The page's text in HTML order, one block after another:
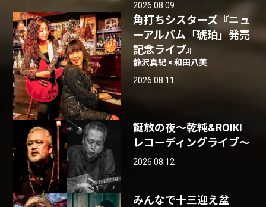
2026.08.09
角打ちシスターズ『ニュ
ーアルバム「琥珀」発売
記念ライブ』
静沢真紀 × 和田八美
2026.08.11
誕放の夜〜乾純&ROIKI
レコーディングライブ〜
2026.08.12
みんなで十三迎え盆